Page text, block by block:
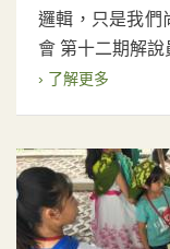
邏輯，只是我們
會 第十二期解說
› 了解更多